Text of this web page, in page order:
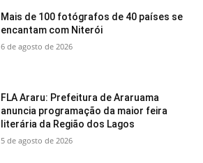
Mais de 100 fotógrafos de 40 países se
encantam com Niterói
6 de agosto de 2026
FLA Araru: Prefeitura de Araruama
anuncia programação da maior feira
literária da Região dos Lagos
5 de agosto de 2026